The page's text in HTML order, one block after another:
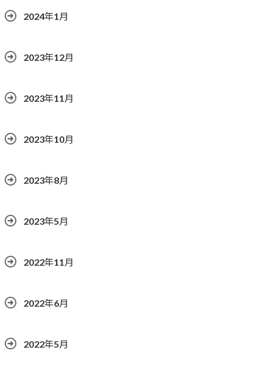
2024年1月
2023年12月
2023年11月
2023年10月
2023年8月
2023年5月
2022年11月
2022年6月
2022年5月